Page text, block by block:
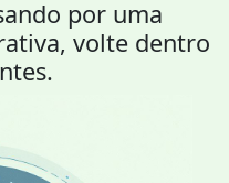
por uma
volte dentro